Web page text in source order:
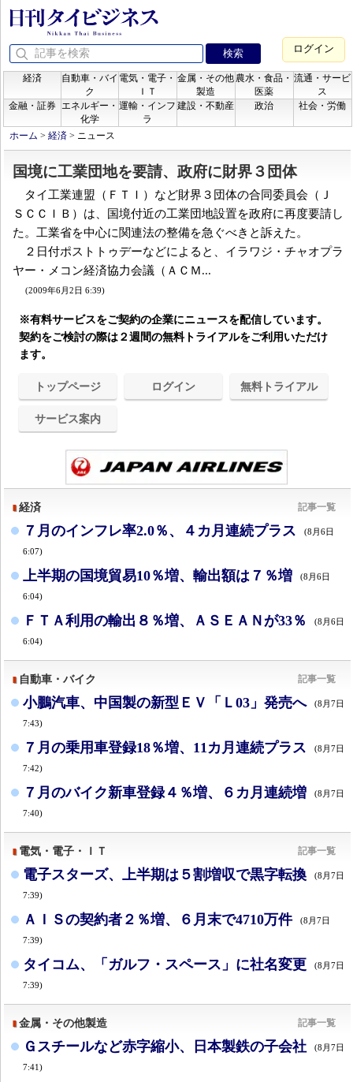
ログイン
経済
自動車・バイ
ク
電気・電子・
ＩＴ
金属・その他
製造
農水・食品・
医薬
流通・サービ
ス
金融・証券
エネルギー・
化学
運輸・インフ
ラ
建設・不動産 政治 社会・労働
ホーム > 経済 > ニュース
国境に工業団地を要請、政府に財界３団体
タイ工業連盟（ＦＴＩ）など財界３団体の合同委員会（Ｊ
ＳＣＣＩＢ）は、国境付近の工業団地設置を政府に再度要請し
た。工業省を中心に関連法の整備を急ぐべきと訴えた。
２日付ポストトゥデーなどによると、イラワジ・チャオプラ
ヤー・メコン経済協力会議（ＡＣＭ...
(2009年6月2日 6:39)
※有料サービスをご契約の企業にニュースを配信しています。
契約をご検討の際は２週間の無料トライアルをご利用いただけ
ます。
トップページ ログイン 無料トライアル
サービス案内
経済 記事一覧
７月のインフレ率2.0％、４カ月連続プラス (8月6日
6:07)
上半期の国境貿易10％増、輸出額は７％増 (8月6日
6:04)
ＦＴＡ利用の輸出８％増、ＡＳＥＡＮが33％ (8月6日
6:04)
自動車・バイク 記事一覧
小鵬汽車、中国製の新型ＥＶ「Ｌ03」発売へ (8月7日
7:43)
７月の乗用車登録18％増、11カ月連続プラス (8月7日
7:42)
７月のバイク新車登録４％増、６カ月連続増 (8月7日
7:40)
電気・電子・ＩＴ 記事一覧
電子スターズ、上半期は５割増収で黒字転換 (8月7日
7:39)
ＡＩＳの契約者２％増、６月末で4710万件 (8月7日
7:39)
タイコム、「ガルフ・スペース」に社名変更 (8月7日
7:39)
金属・その他製造 記事一覧
Ｇスチールなど赤字縮小、日本製鉄の子会社 (8月7日
7:41)